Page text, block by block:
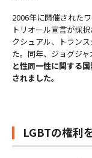
2006年に開催された
トリオール宣言が採
クシュアル、トラン
た。同年、ジョグジャ
と性同一性に関する
されました。
LGBTの権利